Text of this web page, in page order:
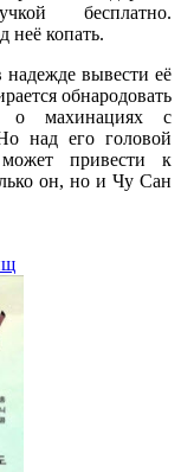
бесплатно.
неё копать.
надежде вывести её
обнародовать
о махинациях с
над его головой
привести к
он, но и Чу Сан